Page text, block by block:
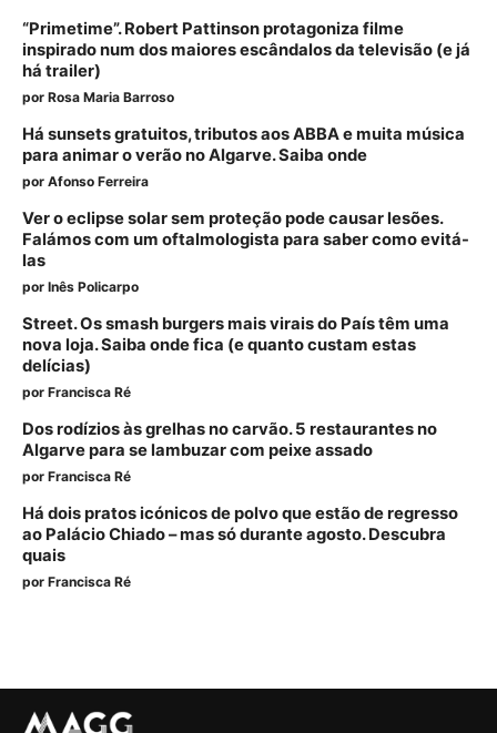
“Primetime”. Robert Pattinson protagoniza filme
inspirado num dos maiores escândalos da televisão (e já
há trailer)
por Rosa Maria Barroso
Há sunsets gratuitos, tributos aos ABBA e muita música
para animar o verão no Algarve. Saiba onde
por Afonso Ferreira
Ver o eclipse solar sem proteção pode causar lesões.
Falámos com um oftalmologista para saber como evitá-
las
por Inês Policarpo
Street. Os smash burgers mais virais do País têm uma
nova loja. Saiba onde fica (e quanto custam estas
delícias)
por Francisca Ré
Dos rodízios às grelhas no carvão. 5 restaurantes no
Algarve para se lambuzar com peixe assado
por Francisca Ré
Há dois pratos icónicos de polvo que estão de regresso
ao Palácio Chiado – mas só durante agosto. Descubra
quais
por Francisca Ré